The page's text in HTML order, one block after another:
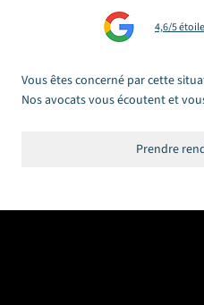
annulées, bande
période de 4,6/5
Vous êtes concerné par cette
Nos avocats vous écoutent et
Prendre